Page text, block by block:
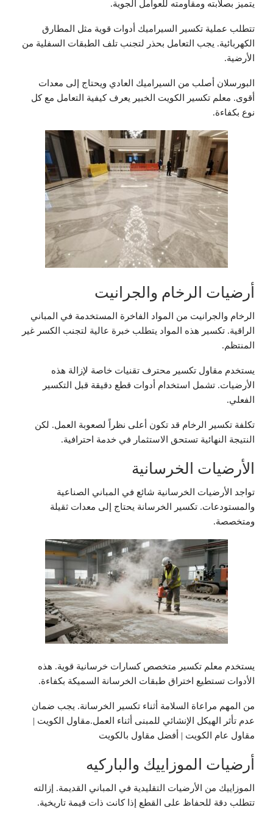
يتميز بصلابته ومقاومته للعوامل الجوية.
تتطلب عملية تكسير السيراميك أدوات قوية مثل المطارق
الكهربائية. يجب التعامل بحذر لتجنب تلف الطبقات السفلية من
الأرضية.
البورسلان أصلب من السيراميك العادي ويحتاج إلى معدات
أقوى. معلم تكسير الكويت الخبير يعرف كيفية التعامل مع كل
نوع بكفاءة.
أرضيات الرخام والجرانيت
الرخام والجرانيت من المواد الفاخرة المستخدمة في المباني
الراقية. تكسير هذه المواد يتطلب خبرة عالية لتجنب الكسر غير
المنتظم.
يستخدم مقاول تكسير محترف تقنيات خاصة لإزالة هذه
الأرضيات. تشمل استخدام أدوات قطع دقيقة قبل التكسير
الفعلي.
تكلفة تكسير الرخام قد تكون أعلى نظراً لصعوبة العمل. لكن
النتيجة النهائية تستحق الاستثمار في خدمة احترافية.
الأرضيات الخرسانية
تواجد الأرضيات الخرسانية شائع في المباني الصناعية
والمستودعات. تكسير الخرسانة يحتاج إلى معدات ثقيلة
ومتخصصة.
يستخدم معلم تكسير متخصص كسارات خرسانية قوية. هذه
الأدوات تستطيع اختراق طبقات الخرسانة السميكة بكفاءة.
من المهم مراعاة السلامة أثناء تكسير الخرسانة. يجب ضمان
عدم تأثر الهيكل الإنشائي للمبنى أثناء العمل.مقاول الكويت |
مقاول عام الكويت | أفضل مقاول بالكويت
أرضيات الموزاييك والباركيه
الموزاييك من الأرضيات التقليدية في المباني القديمة. إزالته
تتطلب دقة للحفاظ على القطع إذا كانت ذات قيمة تاريخية.